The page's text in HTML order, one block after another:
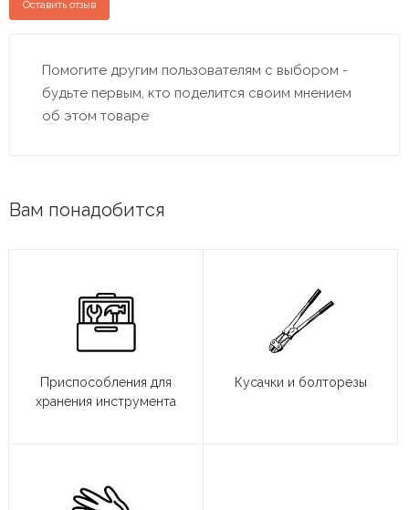
Оставить отзыв
Помогите другим пользователям с выбором -
будьте первым, кто поделится своим мнением
об этом товаре
Вам понадобится
Приспособления для
хранения инструмента
Кусачки и болторезы